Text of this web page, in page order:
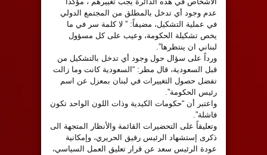
عدم وجود أي تدخل بالمطلق من المجتمع الدولي
في عملية التشكيل، مضيفاً: ” لا كلمة سر في ما
يخص تشكيلة ⁧‫الحكومة‬⁩، وعيب على كل مسؤول
لبناني ان ينتظرها”.
‏ورداً على سؤال حول وجود أي تدخل بالتشكيل من
قبل السعودية، قال مطر: “⁧‫السعودية‬⁩ كانت وما زالت
تفضل حصول التغييرات في لبنان بمعزل عن اسم
رئيس الحكومة”.
‏واعتبر أن “حكومات الكيدية وذات اللون الواحد تكون
فاشلة”.
‏وتعليقاً على التحضيرات القائمة والأنظار المتجهة الى
ذكرى إستشهاد الرئيس ⁧‫رفيق الحريري‬⁩، وإمكانية
عودة الرئيس سعد عن قرار تعليق العمل السياسي،